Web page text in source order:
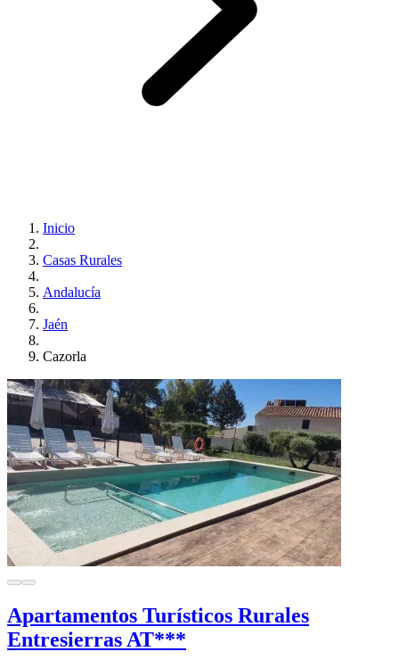
Inicio
Casas Rurales
Andalucía
Jaén
Cazorla
Apartamentos Turísticos Rurales
Entresierras AT***